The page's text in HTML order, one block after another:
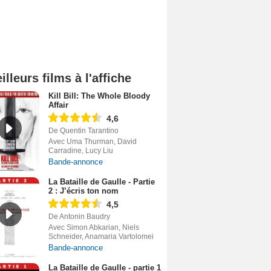
films à l'affiche
Kill Bill: The Whole Bloody
Affair
4,6
De Quentin Tarantino
Avec Uma Thurman, David
Carradine, Lucy Liu
Bande-annonce
La Bataille de Gaulle - Partie
2 : J’écris ton nom
4,5
De Antonin Baudry
Avec Simon Abkarian, Niels
Schneider, Anamaria Vartolomei
Bande-annonce
La Bataille de Gaulle - partie 1